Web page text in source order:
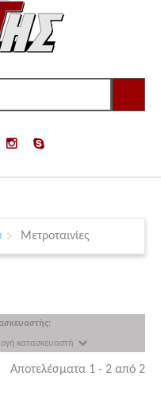
Μετροταινίες
κατασκευαστή
Αποτελέσματα 1 - 2 από 2